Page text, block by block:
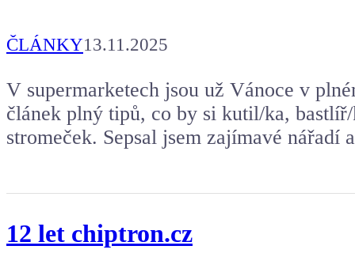
ČLÁNKY13.11.2025
V supermarketech jsou už Vánoce v
článek plný tipů, co by si kutil/ka,
stromeček. Sepsal jsem zajímavé
12 let chiptron.cz